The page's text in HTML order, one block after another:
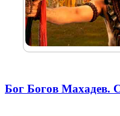
Бог Богов Махадев.